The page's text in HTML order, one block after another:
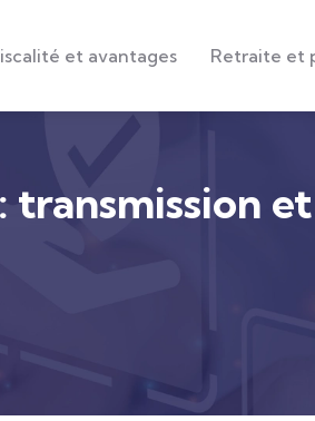
et avantages Retraite et
transmission